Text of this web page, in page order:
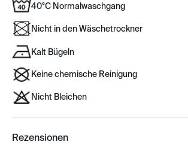
40°C Normalwaschgang
Nicht in den Wäschetrockner
Kalt Bügeln
Keine chemische Reinigung
Nicht Bleichen
Rezensionen